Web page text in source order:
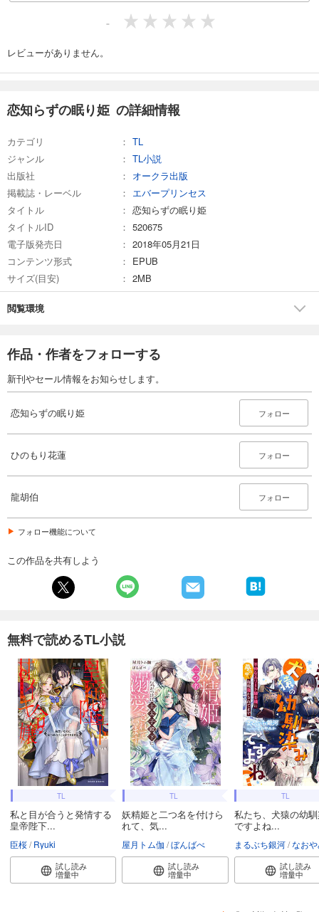
-
レビューがありません。
恋知らずの眠り姫 の詳細情報
カテゴリ
TL
ジャンル
TL小説
出版社
オークラ出版
掲載誌・レーベル
エバープリンセス
タイトル
恋知らずの眠り姫
タイトルID
520675
電子版発売日
2018年05月21日
コンテンツ形式
EPUB
サイズ(目安)
2MB
閲覧環境
作品・作者をフォローする
新刊やセール情報をお知らせします。
恋知らずの眠り姫 フォロー
ひのもり花蓮 フォロー
龍胡伯 フォロー
フォロー機能について
この作品を共有しよう
無料で読めるTL小説
TL
私と目が合うと発情する
皇帝陛下...
臣桜 Ryuki
試し読み
増量中
TL
妖精姫と二つ名を付けら
れて、気...
屋月トム伽 ぼんばべ
試し読み
増量中
TL
私たち、犬猿の幼
ですよね...
まるぶち銀河 なお
試し読み
増量中